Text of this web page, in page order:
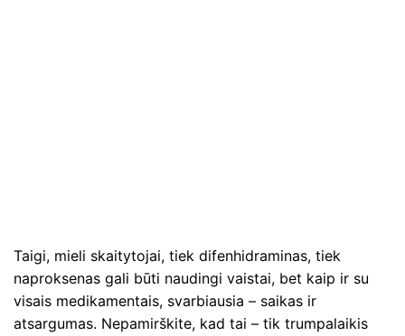
Taigi, mieli skaitytojai, tiek difenhidraminas, tiek
naproksenas gali būti naudingi vaistai, bet kaip ir su
visais medikamentais, svarbiausia – saikas ir
atsargumas. Nepamirškite, kad tai – tik trumpalaikis